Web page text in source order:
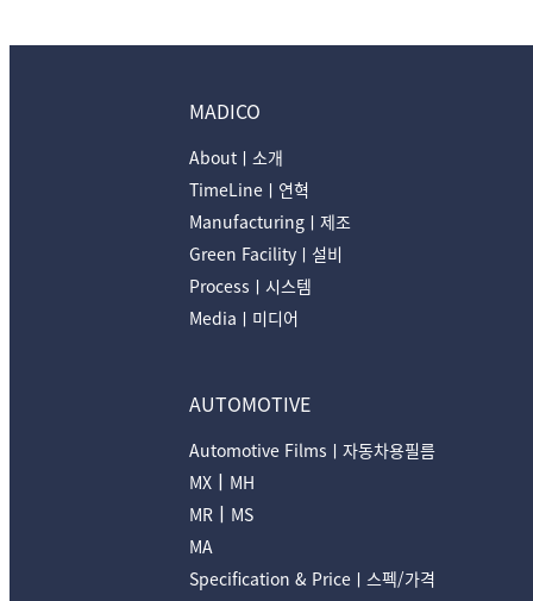
MADICO
Aboutㅣ소개
TimeLineㅣ연혁
Manufacturingㅣ제조
Green Facilityㅣ설비
Processㅣ시스템
Mediaㅣ미디어
AUTOMOTIVE
Automotive Filmsㅣ자동차용필름
MX ㅣ MH
MR ㅣ MS
MA
Specification & Priceㅣ스펙/가격